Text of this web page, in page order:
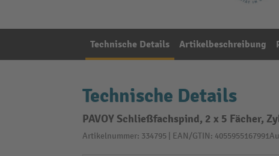
Technische Details Artikelbeschreibung
Technische Details
PAVOY Schließfachspind, 2 x 5 Fächer,
Artikelnummer: 334795 | EAN/GTIN: 4055955167991